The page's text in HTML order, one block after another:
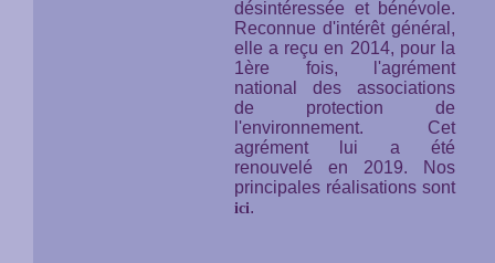
désintéressée et bénévole.
Reconnue d'intérêt général,
elle a reçu en 2014, pour la
1ère fois, l'agrément
national des associations
de protection de
l'environnement. Cet
agrément lui a été
renouvelé en 2019. Nos
principales réalisations sont
ici.